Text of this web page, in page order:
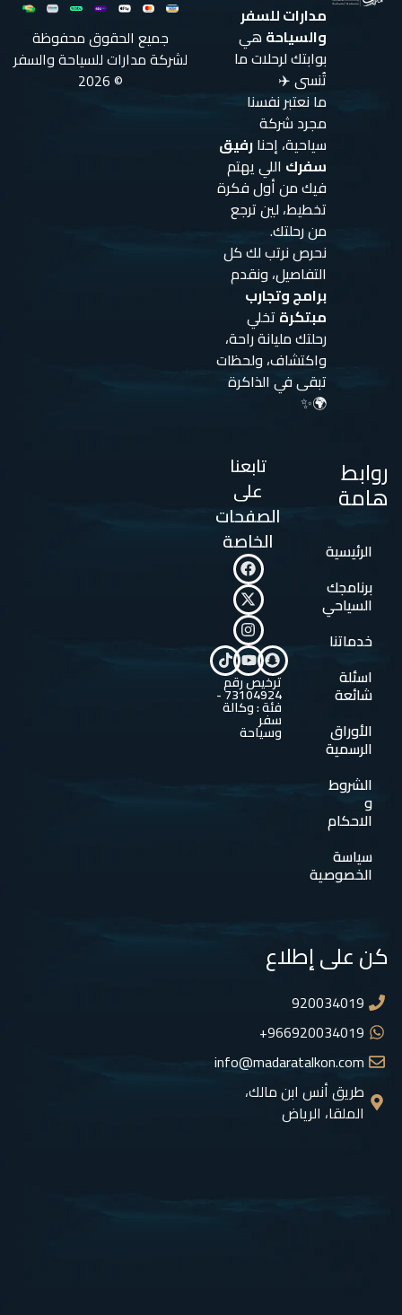
مدارات للسفر
والسياحة هي
بوابتك لرحلات ما
تُنسى ✈️
ما نعتبر نفسنا
مجرد شركة
سياحية، إحنارفيق
سفرك اللي يهتم
فيك من أول فكرة
تخطيط، لين ترجع
من رحلتك.
نحرص نرتب لك كل
التفاصيل، ونقدم
برامج وتجارب
مبتكرة تخلي
رحلتك مليانة راحة،
واكتشاف، ولحظات
تبقى في الذاكرة
🌍✨
روابط
هامة
الرئيسية
برنامجك
السياحي
خدماتنا
اسئلة
شائعة
الأوراق
الرسمية
الشروط
و
الاحكام
سياسة
الخصوصية
تابعنا
على
الصفحات
الخاصة
ترخيص رقم
73104924 -
فئة : وكالة
سفر
وسياحة
كن على إطلاع
920034019
966920034019+
info@madaratalkon.com
طريق أنس ابن مالك،
الملقا، الرياض
جميع الحقوق محفوظة
لشركة مدارات للسياحة والسفر
© 2026